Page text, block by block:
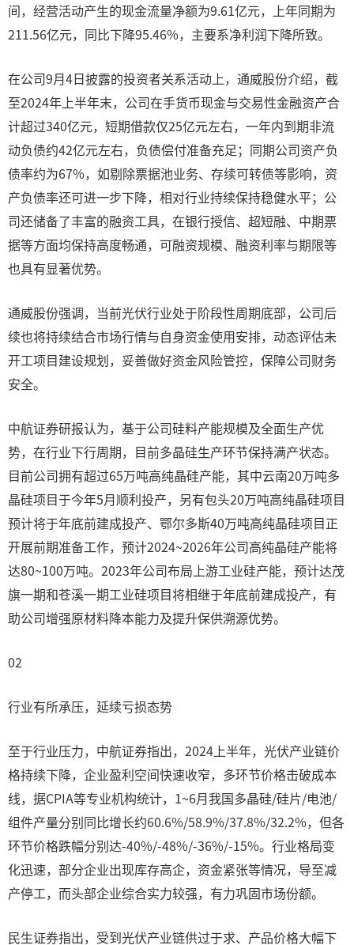
间，经营活动产生的现金流量净额为9.61亿元，上年同期为
211.56亿元，同比下降95.46%，主要系净利润下降所致。
在公司9月4日披露的投资者关系活动上，通威股份介绍，截
至2024年上半年末，公司在手货币现金与交易性金融资产合
计超过340亿元，短期借款仅25亿元左右，一年内到期非流
动负债约42亿元左右，负债偿付准备充足；同期公司资产负
债率约为67%，如剔除票据池业务、存续可转债等影响，资
产负债率还可进一步下降，相对行业持续保持稳健水平；公
司还储备了丰富的融资工具，在银行授信、超短融、中期票
据等方面均保持高度畅通，可融资规模、融资利率与期限等
也具有显著优势。
通威股份强调，当前光伏行业处于阶段性周期底部，公司后
续也将持续结合市场行情与自身资金使用安排，动态评估未
开工项目建设规划，妥善做好资金风险管控，保障公司财务
安全。
中航证券研报认为，基于公司硅料产能规模及全面生产优
势，在行业下行周期，目前多晶硅生产环节保持满产状态。
目前公司拥有超过65万吨高纯晶硅产能，其中云南20万吨多
晶硅项目于今年5月顺利投产，另有包头20万吨高纯晶硅项目
预计将于年底前建成投产、鄂尔多斯40万吨高纯晶硅项目正
开展前期准备工作，预计2024~2026年公司高纯晶硅产能将
达80~100万吨。2023年公司布局上游工业硅产能，预计达茂
旗一期和苍溪一期工业硅项目将相继于年底前建成投产，有
助公司增强原材料降本能力及提升保供溯源优势。
02
行业有所承压，延续亏损态势
至于行业压力，中航证券指出，2024上半年，光伏产业链价
格持续下降，企业盈利空间快速收窄，多环节价格击破成本
线，据CPIA等专业机构统计，1~6月我国多晶硅/硅片/电池/
组件产量分别同比增长约60.6%/58.9%/37.8%/32.2%，但各
环节价格跌幅分别达-40%/-48%/-36%/-15%。行业格局变
化迅速，部分企业出现库存高企，资金紧张等情况，导至减
产停工，而头部企业综合实力较强，有力巩固市场份额。
民生证券指出，受到光伏产业链供过于求、产品价格大幅下